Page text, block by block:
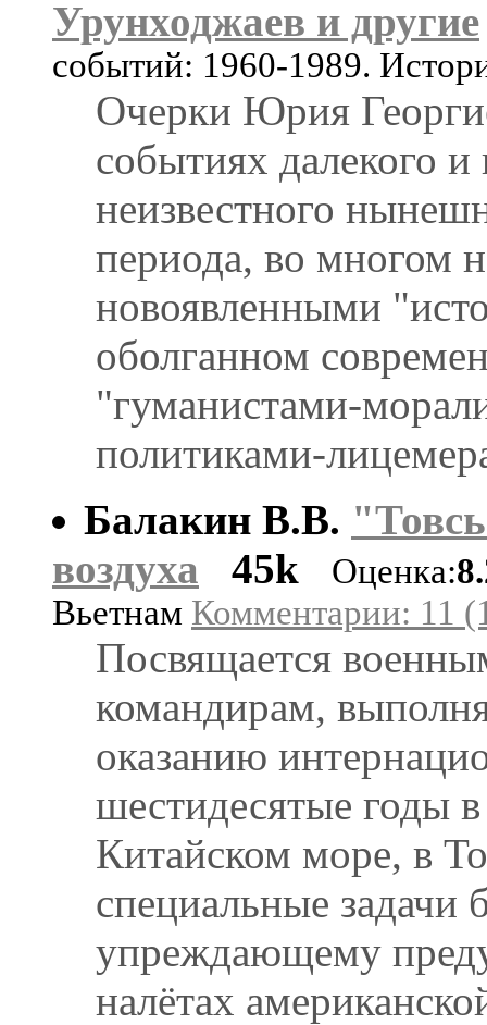
Урунходжаев и другие
событий: 1960-1989.
Очерки Юрия
событиях далекого
неизвестного
периода, во многом
новоявленными
оболганном
"гуманистами-
политиками-
Балакин В.В.
воздуха
45k Оценка:
Вьетнам Комментарии: 11
Посвящается
командирам,
оказанию
шестидесятые годы
Китайском море, в
специальные задачи
упреждающему
налётах